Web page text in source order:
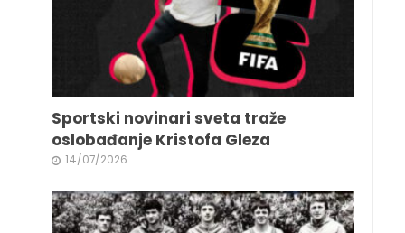
Sportski novinari sveta traže
oslobađanje Kristofa Gleza
14/07/2026